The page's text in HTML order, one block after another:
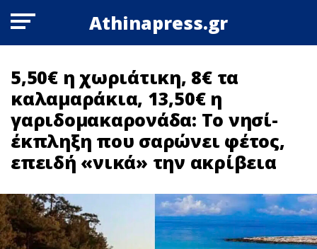
Athinapress.gr
5,50€ η χωριάτικη, 8€ τα
καλαμαράκια, 13,50€ η
γαριδομακαρονάδα: Το νησί-
έκπληξη που σαρώνει φέτος,
επειδή «νικά» την ακρίβεια